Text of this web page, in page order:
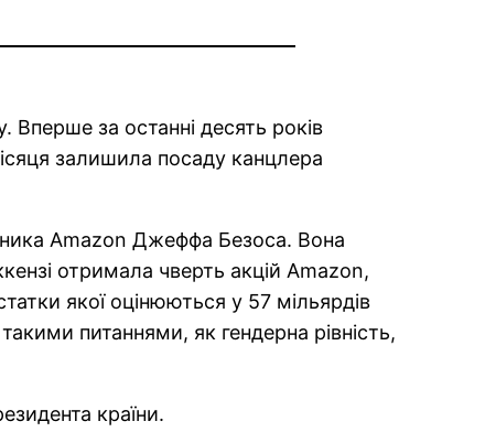
Вперше за останні десять років
залишила посаду канцлера
Amazon Джеффа Безоса. Вона
отримала чверть акцій Amazon,
якої оцінюються у 57 мільярдів
питаннями, як гендерна рівність,
країни.